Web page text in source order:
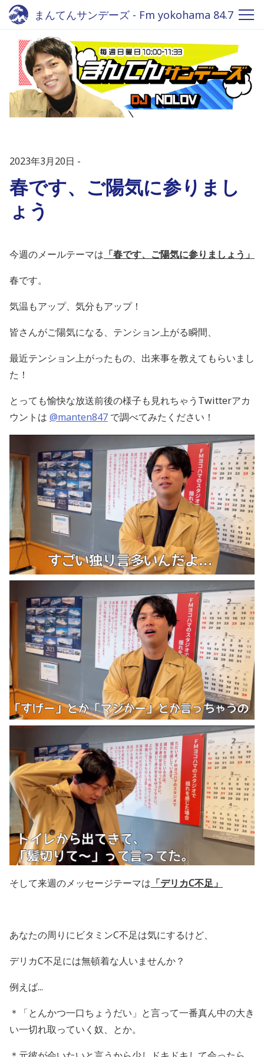
まんてんサンデーズ - Fm yokohama 84.7
2023年3月20日
春です、ご陽気に参りまし
ょう
今週のメールテーマは 「春です、ご陽気に参りましょう」
春です。
気温もアップ、気分もアップ！
皆さんがご陽気になる、テンション上がる瞬間、
最近テンション上がったもの、出来事を教えてもらいまし
た！
とっても愉快な放送前後の様子も見れちゃうTwitterアカ
ウントは @manten847 で調べてみたください！
そして来週のメッセージテーマは 「デリカC不足」
あなたの周りにビタミンC不足は気にするけど、
デリカC不足には無頓着な人いませんか？
例えば...
＊「とんかつ一口ちょうだい」と言って一番真ん中の大き
い一切れ取っていく奴、とか。